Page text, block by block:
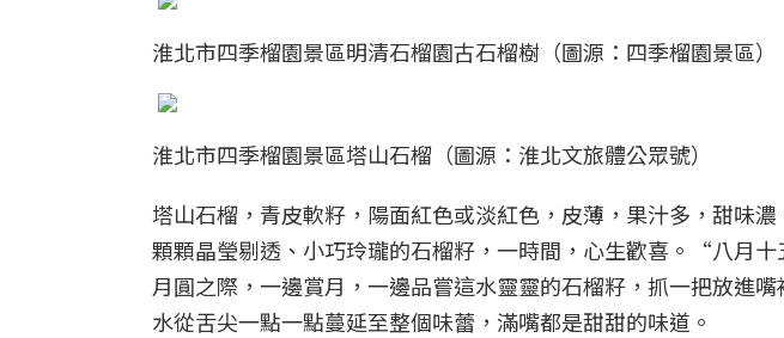
淮北市四季榴園景區明清石榴園古石榴樹（圖源：四季榴園景區）
淮北市四季榴園景區塔山石榴（圖源：淮北文旅體公眾號）
塔山石榴，青皮軟籽，陽面紅色或淡紅色，皮薄，果汁多，甜味
顆顆晶瑩剔透、小巧玲瓏的石榴籽，一時間，心生歡喜。“八月
月圓之際，一邊賞月，一邊品嘗這水靈靈的石榴籽，抓一把放進
水從舌尖一點一點蔓延至整個味蕾，滿嘴都是甜甜的味道。